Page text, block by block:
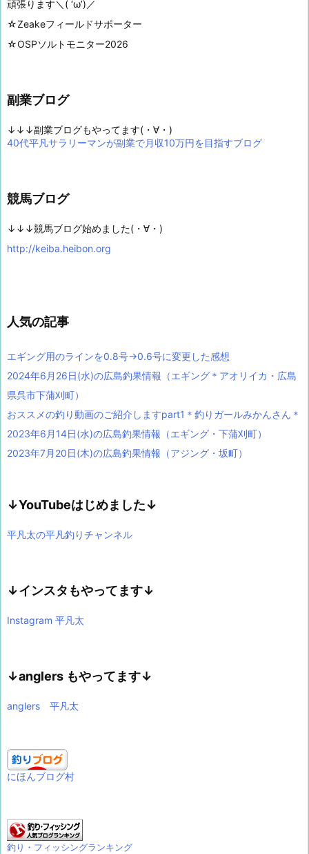
頑張ります＼( ‘ω’)／
☆Zeakeフィールドサポーター
☆OSPソルトモニター2026
副業ブログ
↓↓↓副業ブログもやってます(・∀・)
40代平凡サラリーマンが副業で月収10万円を目指すブログ
競馬ブログ
↓↓↓競馬ブログ始めました(・∀・)
http://keiba.heibon.org
人気の記事
エギング用のラインを0.8号→0.6号に変更した感想
2024年6月26日(水)の広島釣果情報（エギング＊アオリイカ・広島
県呉市下蒲刈町）
おススメの釣り動画のご紹介しますpart1＊釣りガールみかんさん＊
2023年6月14日(水)の広島釣果情報（エギング・下蒲刈町）
2023年7月20日(木)の広島釣果情報（アジング・坂町）
↓YouTubeはじめました↓
平凡太の平凡釣りチャンネル
↓インスタもやってます↓
Instagram 平凡太
↓anglers もやってます↓
anglers 平凡太
にほんブログ村
釣り・フィッシングランキング